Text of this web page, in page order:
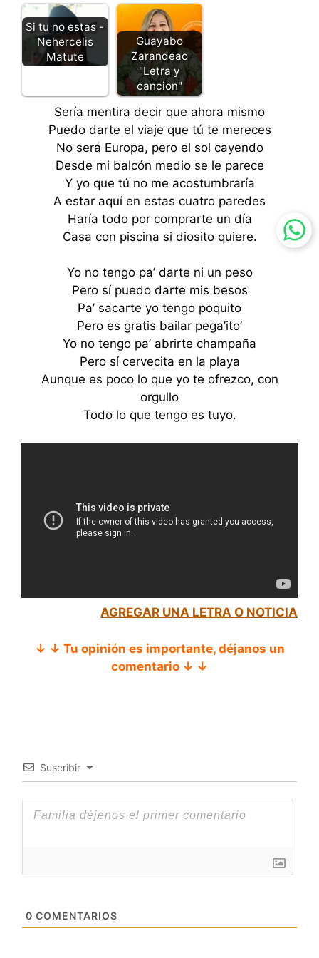
Si tu no estas -
Nehercelis
Matute
Guayabo
Zarandeao
"Letra y
cancion"
Sería mentira decir que ahora mismo
Puedo darte el viaje que tú te mereces
No será Europa, pero el sol cayendo
Desde mi balcón medio se le parece
Y yo que tú no me acostumbraría
A estar aquí en estas cuatro paredes
Haría todo por comprarte un día
Casa con piscina si diosito quiere.
Yo no tengo pa’ darte ni un peso
Pero sí puedo darte mis besos
Pa’ sacarte yo tengo poquito
Pero es gratis bailar pega’ito’
Yo no tengo pa’ abrirte champaña
Pero sí cervecita en la playa
Aunque es poco lo que yo te ofrezco, con
orgullo
Todo lo que tengo es tuyo.
AGREGAR UNA LETRA O NOTICIA
↓ ↓ Tu opinión es importante, déjanos un
comentario ↓ ↓
Suscribir
0 COMENTARIOS